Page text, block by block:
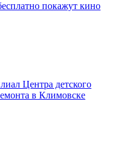
покажут кино
Центра детского
в Климовске